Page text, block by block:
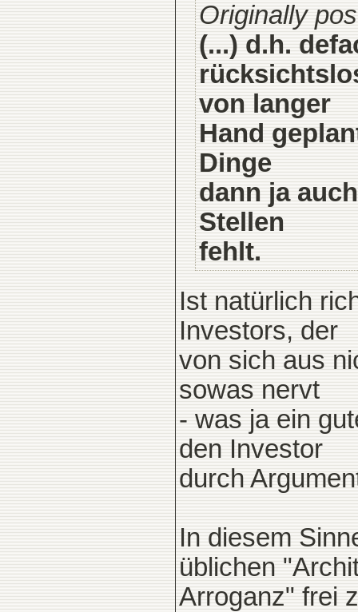
Originally
(...) d.h.
von langer
Hand
Dinge
dann ja
Stellen
fehlt.
Ist natürlich
Investors, der
von sich aus
sowas nervt
- was ja ein
den Investor
durch
In diesem
üblichen
Arroganz" frei